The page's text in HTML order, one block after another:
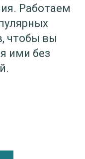
Работаем
чтобы вы
ими без